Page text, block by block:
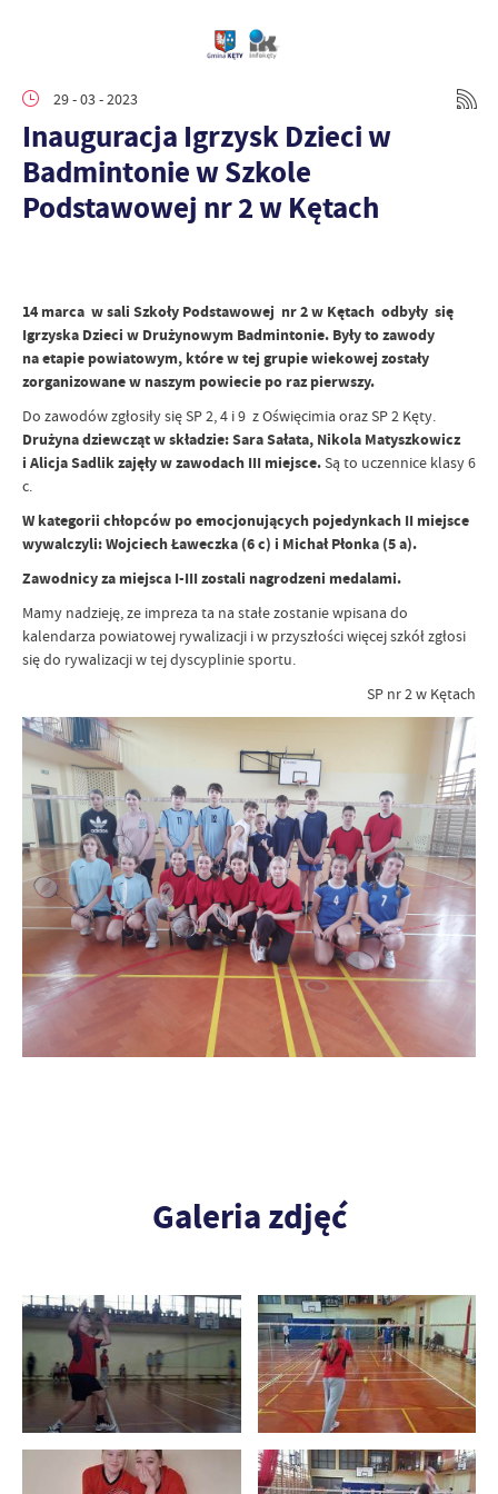
29 - 03 - 2023
Inauguracja Igrzysk Dzieci w
Badmintonie w Szkole
Podstawowej nr 2 w Kętach
14 marca w sali Szkoły Podstawowej nr 2 w Kętach odbyły się
Igrzyska Dzieci w Drużynowym Badmintonie. Były to zawody
na etapie powiatowym, które w tej grupie wiekowej zostały
zorganizowane w naszym powiecie po raz pierwszy.
Do zawodów zgłosiły się SP 2, 4 i 9 z Oświęcimia oraz SP 2 Kęty.
Drużyna dziewcząt w składzie: Sara Sałata, Nikola Matyszkowicz
i Alicja Sadlik zajęły w zawodach III miejsce.Są to uczennice klasy 6
c.
W kategorii chłopców po emocjonujących pojedynkach II miejsce
wywalczyli: Wojciech Ławeczka (6 c) i Michał Płonka (5 a).
Zawodnicy za miejsca I-III zostali nagrodzeni medalami.
Mamy nadzieję, ze impreza ta na stałe zostanie wpisana do
kalendarza powiatowej rywalizacji i w przyszłości więcej szkół zgłosi
się do rywalizacji w tej dyscyplinie sportu.
SP nr 2 w Kętach
Galeria zdjęć